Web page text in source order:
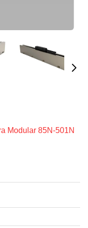
Modular 85N-501N